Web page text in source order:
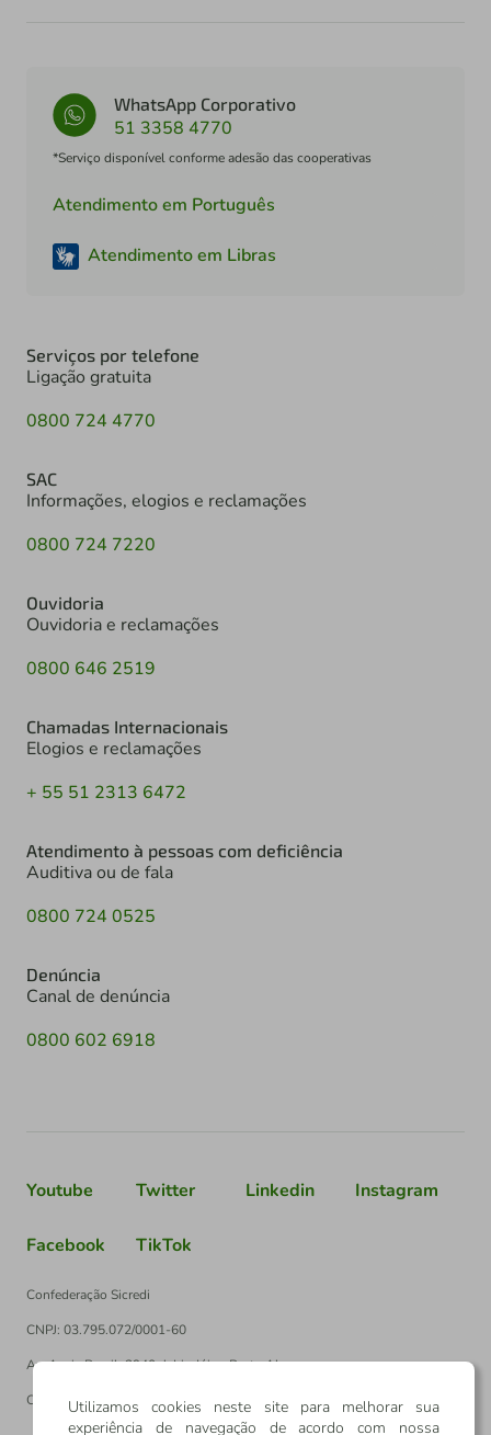
WhatsApp Corporativo
51 3358 4770
*Serviço disponível conforme adesão das cooperativas
Atendimento em Português
Atendimento em Libras
Serviços por telefone
Ligação gratuita
0800 724 4770
SAC
Informações, elogios e reclamações
0800 724 7220
Ouvidoria
Ouvidoria e reclamações
0800 646 2519
Chamadas Internacionais
Elogios e reclamações
+ 55 51 2313 6472
Atendimento à pessoas com deficiência
Auditiva ou de fala
0800 724 0525
Denúncia
Canal de denúncia
0800 602 6918
Youtube Twitter Linkedin Instagram
Facebook TikTok
Confederação Sicredi
CNPJ: 03.795.072/0001-60
Av. Assis Brasil, 3940, J. Lindóia - Porto Alegre
CEP: 91010-003Utilizamos cookies neste site para melhorar sua
experiência de navegação de acordo com nossa